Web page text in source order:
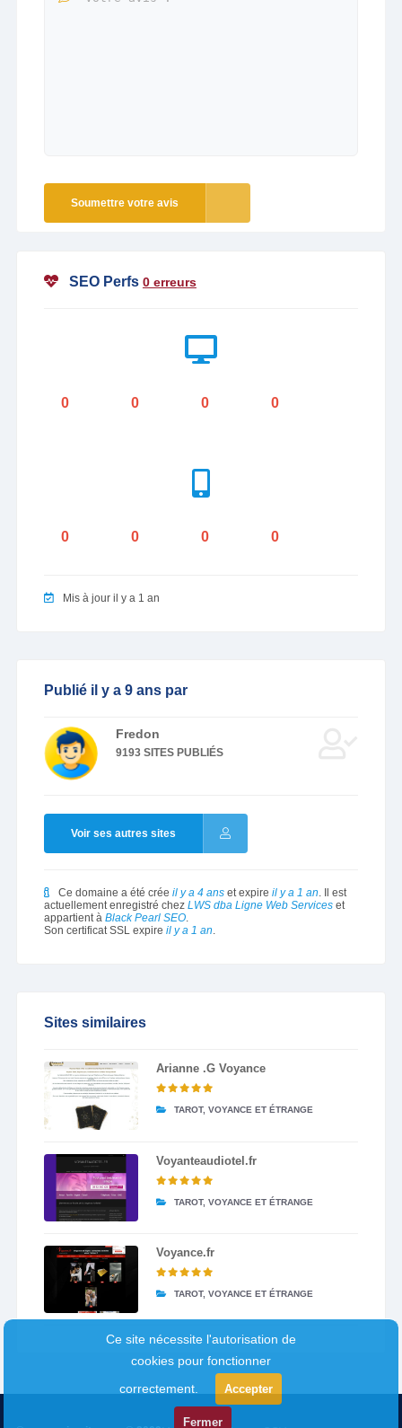
Soumettre votre avis
SEO Perfs 0 erreurs
0 0 0 0
0 0 0 0
Mis à jour il y a 1 an
Publié il y a 9 ans par
Fredon
9193 SITES PUBLIÉS
Voir ses autres sites
Ce domaine a été crée il y a 4 anset expire il y a 1 an. Il est
actuellement enregistré chez LWS dba Ligne Web Serviceset
appartient à Black Pearl SEO.
Son certificat SSL expire il y a 1 an.
Sites similaires
Arianne .G Voyance
TAROT, VOYANCE ET ÉTRANGE
Voyanteaudiotel.fr
TAROT, VOYANCE ET ÉTRANGE
Voyance.fr
TAROT, VOYANCE ET ÉTRANGE
Ce site nécessite l'autorisation de
cookies pour fonctionner
correctement.
Accepter
Fermer